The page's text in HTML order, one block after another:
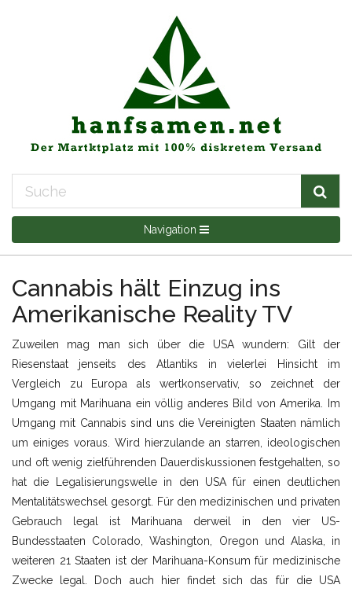
Navigation
Cannabis hält Einzug ins
Amerikanische Reality TV
Zuweilen mag man sich über die USA wundern: Gilt der
Riesenstaat jenseits des Atlantiks in vielerlei Hinsicht im
Vergleich zu Europa als wertkonservativ, so zeichnet der
Umgang mit Marihuana ein völlig anderes Bild von Amerika. Im
Umgang mit Cannabis sind uns die Vereinigten Staaten nämlich
um einiges voraus. Wird hierzulande an starren, ideologischen
und oft wenig zielführenden Dauerdiskussionen festgehalten, so
hat die Legalisierungswelle in den USA für einen deutlichen
Mentalitätswechsel gesorgt. Für den medizinischen und privaten
Gebrauch legal ist Marihuana derweil in den vier US-
Bundesstaaten Colorado, Washington, Oregon und Alaska, in
weiteren 21 Staaten ist der Marihuana-Konsum für medizinische
Zwecke legal. Doch auch hier findet sich das für die USA